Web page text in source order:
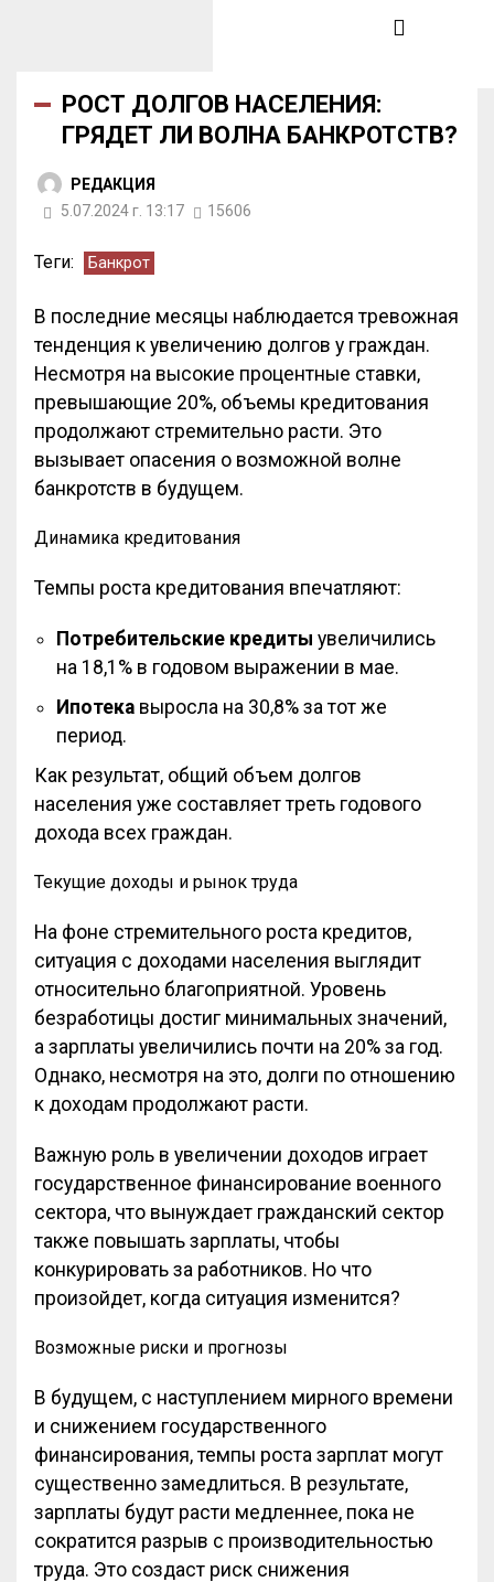
РОСТ ДОЛГОВ НАСЕЛЕНИЯ:
ГРЯДЕТ ЛИ ВОЛНА БАНКРОТСТВ?
РЕДАКЦИЯ
5.07.2024 г. 13:17
15606
Теги: Банкрот
В последние месяцы наблюдается тревожная
тенденция к увеличению долгов у граждан.
Несмотря на высокие процентные ставки,
превышающие 20%, объемы кредитования
продолжают стремительно расти. Это
вызывает опасения о возможной волне
банкротств в будущем.
Динамика кредитования
Темпы роста кредитования впечатляют:
Потребительские кредиты увеличились
на 18,1% в годовом выражении в мае.
Ипотека выросла на 30,8% за тот же
период.
Как результат, общий объем долгов
населения уже составляет треть годового
дохода всех граждан.
Текущие доходы и рынок труда
На фоне стремительного роста кредитов,
ситуация с доходами населения выглядит
относительно благоприятной. Уровень
безработицы достиг минимальных значений,
а зарплаты увеличились почти на 20% за год.
Однако, несмотря на это, долги по отношению
к доходам продолжают расти.
Важную роль в увеличении доходов играет
государственное финансирование военного
сектора, что вынуждает гражданский сектор
также повышать зарплаты, чтобы
конкурировать за работников. Но что
произойдет, когда ситуация изменится?
Возможные риски и прогнозы
В будущем, с наступлением мирного времени
и снижением государственного
финансирования, темпы роста зарплат могут
существенно замедлиться. В результате,
зарплаты будут расти медленнее, пока не
сократится разрыв с производительностью
труда. Это создаст риск снижения